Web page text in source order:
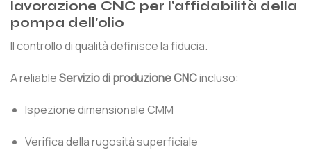
lavorazione CNC per l'affidabilità della
pompa dell'olio
Il controllo di qualità definisce la fiducia.
A reliableServizio di produzione CNCincluso:
Ispezione dimensionale CMM
Verifica della rugosità superficiale